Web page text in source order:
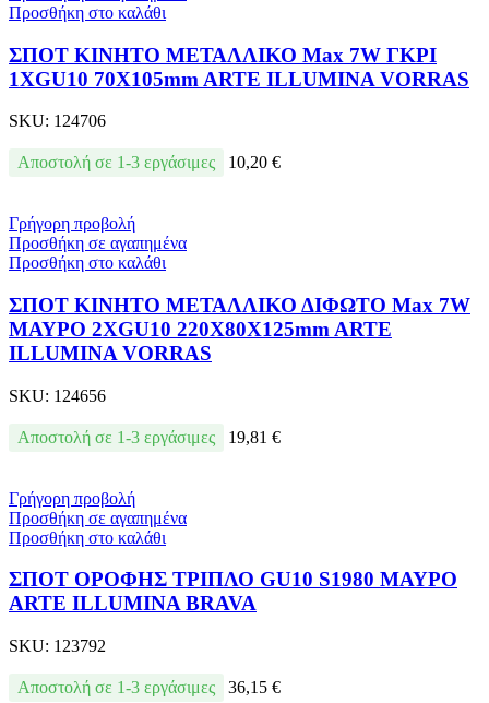
Προσθήκη στο καλάθι
ΣΠΟΤ ΚΙΝΗΤΟ ΜΕΤΑΛΛΙΚΟ Max 7W ΓΚΡΙ
1XGU10 70X105mm ARTE ILLUMINA VORRAS
SKU: 124706
Αποστολή σε 1-3 εργάσιμες 10,20 €
Γρήγορη προβολή
Προσθήκη σε αγαπημένα
Προσθήκη στο καλάθι
ΣΠΟΤ ΚΙΝΗΤΟ ΜΕΤΑΛΛΙΚΟ ΔΙΦΩΤΟ Max 7W
ΜΑΥΡΟ 2XGU10 220X80X125mm ARTE
ILLUMINA VORRAS
SKU: 124656
Αποστολή σε 1-3 εργάσιμες 19,81 €
Γρήγορη προβολή
Προσθήκη σε αγαπημένα
Προσθήκη στο καλάθι
ΣΠΟΤ ΟΡΟΦΗΣ ΤΡΙΠΛΟ GU10 S1980 ΜΑΥΡΟ
ARTE ILLUMINA BRAVA
SKU: 123792
Αποστολή σε 1-3 εργάσιμες 36,15 €